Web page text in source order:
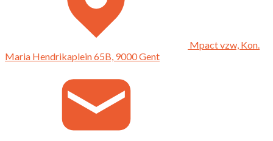
Mpact vzw, Kon.
Maria Hendrikaplein 65B, 9000 Gent